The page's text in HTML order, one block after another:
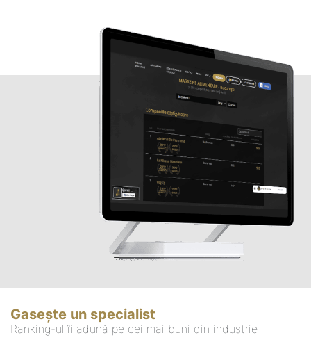
Gasește un specialist
Ranking-ul îi adună pe cei mai buni din industrie